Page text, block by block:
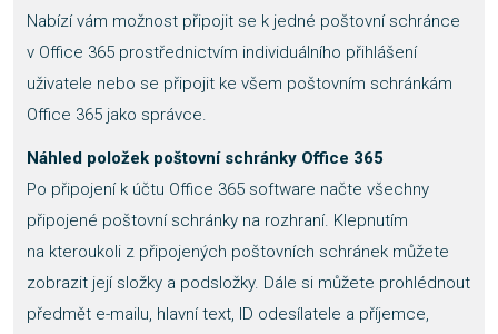
Nabízí vám možnost připojit se k jedné poštovní schránce
v Office 365 prostřednictvím individuálního přihlášení
uživatele nebo se připojit ke všem poštovním schránkám
Office 365 jako správce.
Náhled položek poštovní schránky Office 365
Po připojení k účtu Office 365 software načte všechny
připojené poštovní schránky na rozhraní. Klepnutím
na kteroukoli z připojených poštovních schránek můžete
zobrazit její složky a podsložky. Dále si můžete prohlédnout
předmět e-mailu, hlavní text, ID odesílatele a příjemce,